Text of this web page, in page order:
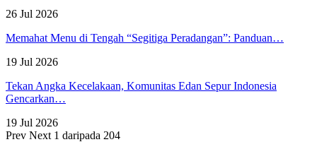
26 Jul 2026
Memahat Menu di Tengah “Segitiga Peradangan”: Panduan…
19 Jul 2026
Tekan Angka Kecelakaan, Komunitas Edan Sepur Indonesia
Gencarkan…
19 Jul 2026
Prev Next 1 daripada 204